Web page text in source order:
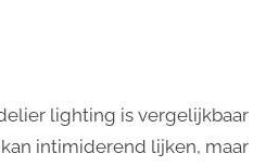
lighting is vergelijkbaar
intimiderend lijken, maar